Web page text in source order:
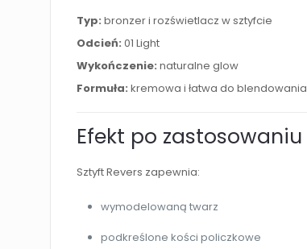
Typ: bronzer i rozświetlacz w sztyfcie
Odcień: 01 Light
Wykończenie: naturalne glow
Formuła: kremowa i łatwa do blendowania
Efekt po zastosowaniu
Sztyft Revers zapewnia:
wymodelowaną twarz
podkreślone kości policzkowe